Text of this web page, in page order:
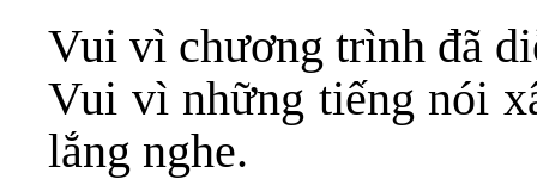
Vui vì chương trình đã
Vui vì những tiếng nói
lắng nghe.